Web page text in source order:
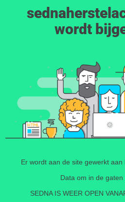
wordt
Er wordt aan de site gewerkt aan
Data om in de gaten
SEDNA IS WEER OPEN